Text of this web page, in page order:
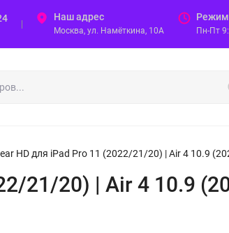
Наш адрес
Москва, ул. Намёткина, 10А
Режим
Пн-Пт
HD для iPad Pro 11 (2022/21/20) | Air 4 10.9
21/20) | Air 4 10.9